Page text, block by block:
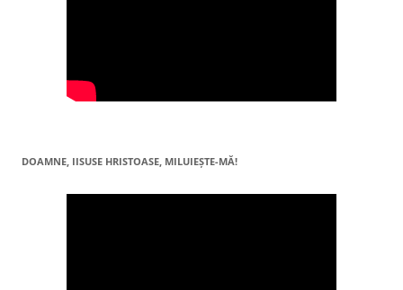
DOAMNE, IISUSE HRISTOASE, MILUIEŞTE-MĂ!